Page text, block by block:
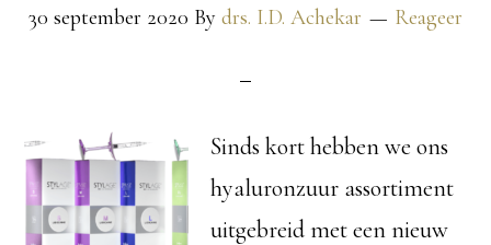
30 september 2020 By drs. I.D. Achekar Reageer
Sinds kort hebben we ons
hyaluronzuur assortiment
uitgebreid met een nieuw